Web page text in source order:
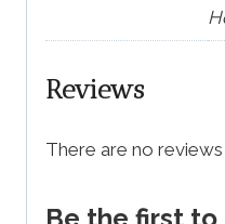
Reviews
There are no